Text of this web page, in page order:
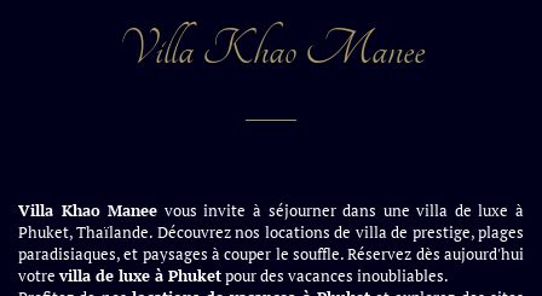
Villa Khao Manee
Villa Khao Manee vous invite à séjourner dans une villa de luxe à
Phuket, Thaïlande. Découvrez nos locations de villa de prestige, plages
paradisiaques, et paysages à couper le souffle. Réservez dès aujourd'hui
votrevilla de luxe à Phuketpour des vacances inoubliables.